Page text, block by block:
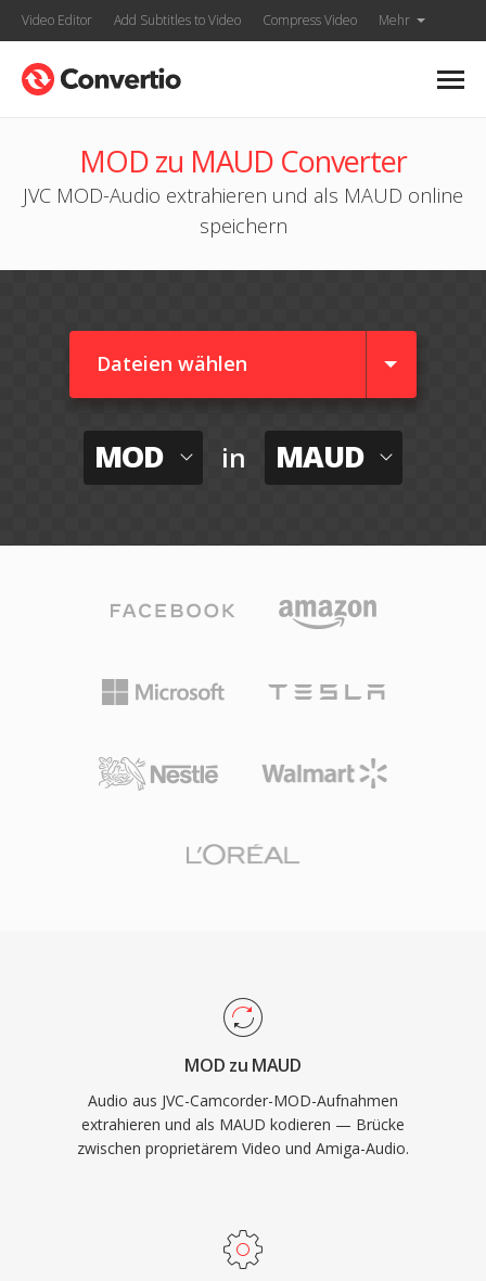
Video Editor Add Subtitles to Video Compress Video Mehr
MOD zu MAUD Converter
JVC MOD-Audio extrahieren und als MAUD online
speichern
Dateien wählen
MOD in MAUD
MOD zu MAUD
Audio aus JVC-Camcorder-MOD-Aufnahmen
extrahieren und als MAUD kodieren — Brücke
zwischen proprietärem Video und Amiga-Audio.